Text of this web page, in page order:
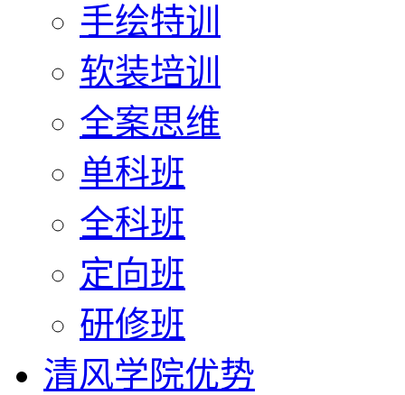
手绘特训
软装培训
全案思维
单科班
全科班
定向班
研修班
清风学院优势